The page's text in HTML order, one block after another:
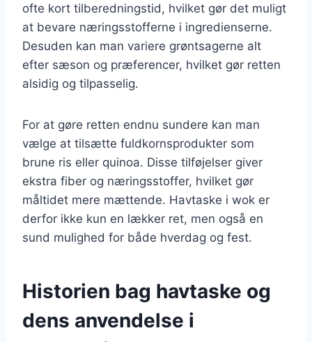
ofte kort tilberedningstid, hvilket gør det muligt
at bevare næringsstofferne i ingredienserne.
Desuden kan man variere grøntsagerne alt
efter sæson og præferencer, hvilket gør retten
alsidig og tilpasselig.
For at gøre retten endnu sundere kan man
vælge at tilsætte fuldkornsprodukter som
brune ris eller quinoa. Disse tilføjelser giver
ekstra fiber og næringsstoffer, hvilket gør
måltidet mere mættende. Havtaske i wok er
derfor ikke kun en lækker ret, men også en
sund mulighed for både hverdag og fest.
Historien bag havtaske og
dens anvendelse i